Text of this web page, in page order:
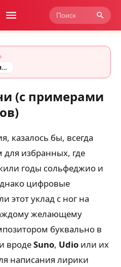
Промт для песни (с примерами готовых промтов)
(с примерами
казалось бы, всегда
избранных, где
годы сольфеджио и
цифровые
этот уклад с ног на
желающему
буквально в
вродеSuno, Udio или их
написания лирики